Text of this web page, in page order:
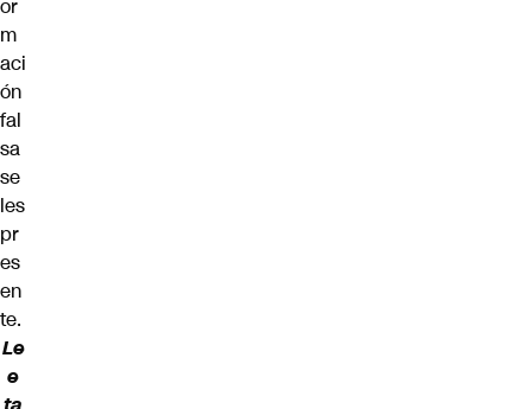
or
m
aci
ón
fal
sa
se
les
pr
es
en
te.
Le
e